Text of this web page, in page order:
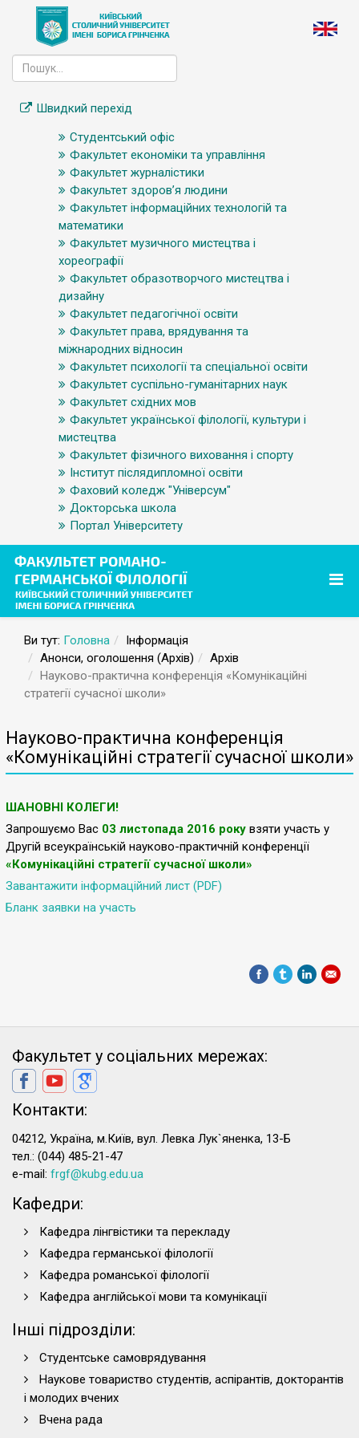
Швидкий перехід
Студентський офіс
Факультет економіки та управління
Факультет журналістики
Факультет здоров’я людини
Факультет інформаційних технологій та
математики
Факультет музичного мистецтва і
хореографії
Факультет образотворчого мистецтва і
дизайну
Факультет педагогічної освіти
Факультет права, врядування та
міжнародних відносин
Факультет психології та спеціальної освіти
Факультет суспільно-гуманітарних наук
Факультет східних мов
Факультет української філології, культури і
мистецтва
Факультет фізичного виховання і спорту
Інститут післядипломної освіти
Фаховий коледж "Універсум"
Докторська школа
Портал Університету
Ви тут: Головна
Інформація
Анонси, оголошення (Архів)
Архів
Науково-практична конференція «Комунікаційні
стратегії сучасної школи»
Науково-практична конференція
«Комунікаційні стратегії сучасної школи»
ШАНОВНІ КОЛЕГИ!
Запрошуємо Вас 03 листопада 2016 року взяти участь у
Другій всеукраїнській науково-практичній конференції
«Комунікаційні стратегії сучасної школи»
Завантажити інформаційний лист (PDF)
Бланк заявки на участь
Факультет у соціальних мережах:
Контакти:
04212, Україна, м.Київ, вул. Левка Лук`яненка, 13-Б
тел.: (044) 485-21-47
e-mail: frgf@kubg.edu.ua
Кафедри:
Кафедра лінгвістики та перекладу
Кафедра германської філології
Кафедра романської філології
Кафедра англійської мови та комунікації
Інші підрозділи:
Студентське самоврядування
Наукове товариство студентів, аспірантів, докторантів
і молодих вчених
Вчена рада